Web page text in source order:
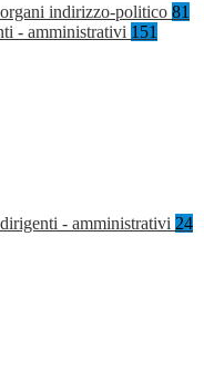
indirizzo-politico 81
- amministrativi 151
- amministrativi 24